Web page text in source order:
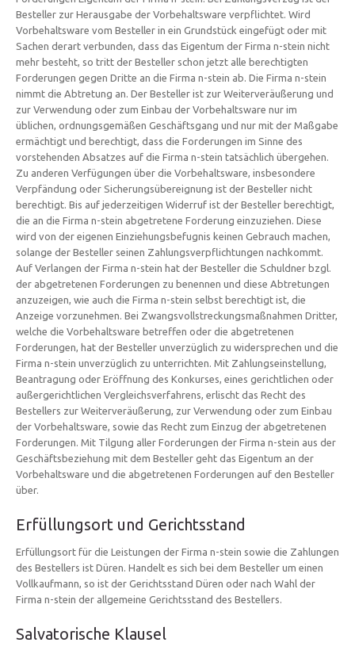
Besteller zur Herausgabe der Vorbehaltsware verpflichtet. Wird
Vorbehaltsware vom Besteller in ein Grundstück eingefügt oder mit
Sachen derart verbunden, dass das Eigentum der Firma n-stein nicht
mehr besteht, so tritt der Besteller schon jetzt alle berechtigten
Forderungen gegen Dritte an die Firma n-stein ab. Die Firma n-stein
nimmt die Abtretung an. Der Besteller ist zur Weiterveräußerung und
zur Verwendung oder zum Einbau der Vorbehaltsware nur im
üblichen, ordnungsgemäßen Geschäftsgang und nur mit der Maßgabe
ermächtigt und berechtigt, dass die Forderungen im Sinne des
vorstehenden Absatzes auf die Firma n-stein tatsächlich übergehen.
Zu anderen Verfügungen über die Vorbehaltsware, insbesondere
Verpfändung oder Sicherungsübereignung ist der Besteller nicht
berechtigt. Bis auf jederzeitigen Widerruf ist der Besteller berechtigt,
die an die Firma n-stein abgetretene Forderung einzuziehen. Diese
wird von der eigenen Einziehungsbefugnis keinen Gebrauch machen,
solange der Besteller seinen Zahlungsverpflichtungen nachkommt.
Auf Verlangen der Firma n-stein hat der Besteller die Schuldner bzgl.
der abgetretenen Forderungen zu benennen und diese Abtretungen
anzuzeigen, wie auch die Firma n-stein selbst berechtigt ist, die
Anzeige vorzunehmen. Bei Zwangsvollstreckungsmaßnahmen Dritter,
welche die Vorbehaltsware betreffen oder die abgetretenen
Forderungen, hat der Besteller unverzüglich zu widersprechen und die
Firma n-stein unverzüglich zu unterrichten. Mit Zahlungseinstellung,
Beantragung oder Eröffnung des Konkurses, eines gerichtlichen oder
außergerichtlichen Vergleichsverfahrens, erlischt das Recht des
Bestellers zur Weiterveräußerung, zur Verwendung oder zum Einbau
der Vorbehaltsware, sowie das Recht zum Einzug der abgetretenen
Forderungen. Mit Tilgung aller Forderungen der Firma n-stein aus der
Geschäftsbeziehung mit dem Besteller geht das Eigentum an der
Vorbehaltsware und die abgetretenen Forderungen auf den Besteller
über.
Erfüllungsort und Gerichtsstand
Erfüllungsort für die Leistungen der Firma n-stein sowie die Zahlungen
des Bestellers ist Düren. Handelt es sich bei dem Besteller um einen
Vollkaufmann, so ist der Gerichtsstand Düren oder nach Wahl der
Firma n-stein der allgemeine Gerichtsstand des Bestellers.
Salvatorische Klausel